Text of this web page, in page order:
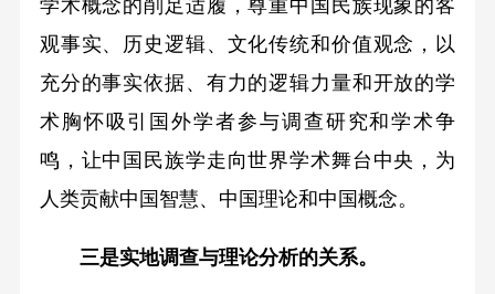
学术概念的削足适履，尊重中国民族现象的客
观事实、历史逻辑、文化传统和价值观念，以
充分的事实依据、有力的逻辑力量和开放的学
术胸怀吸引国外学者参与调查研究和学术争
鸣，让中国民族学走向世界学术舞台中央，为
人类贡献中国智慧、中国理论和中国概念。
三是实地调查与理论分析的关系。